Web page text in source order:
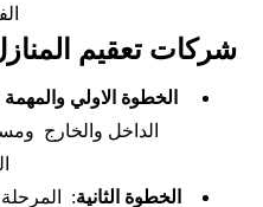
شركات تعقيم
الخطوة الاولي والمهمة
الداخل والخارج
الخطوة الثانية: